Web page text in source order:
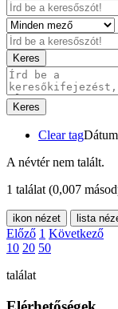
Keres
Keres
Clear tag
A névtér nem talált.
1 találat (0,007
ikon nézet lista
Előző 1 Következő
10 20 50
találat